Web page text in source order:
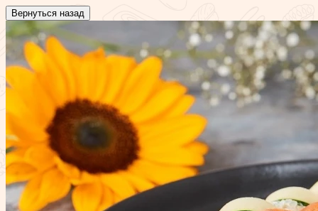
Вернуться назад